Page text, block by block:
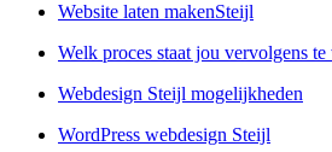
Website laten makenSteijl
Welk proces staat jou vervolgens te
Webdesign Steijl mogelijkheden
WordPress webdesign Steijl